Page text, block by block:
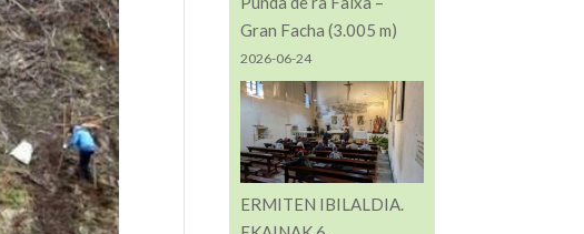
Gran Facha (3.005 m)
2026-06-24
ERMITEN IBILALDIA.